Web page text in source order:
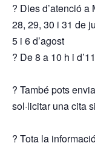
? Dies d’atenció a
28, 29, 30 i 31 de
5 i 6 d’agost
? De 8 a 10 h i
? També pots
sol·licitar una cita
? Tota la